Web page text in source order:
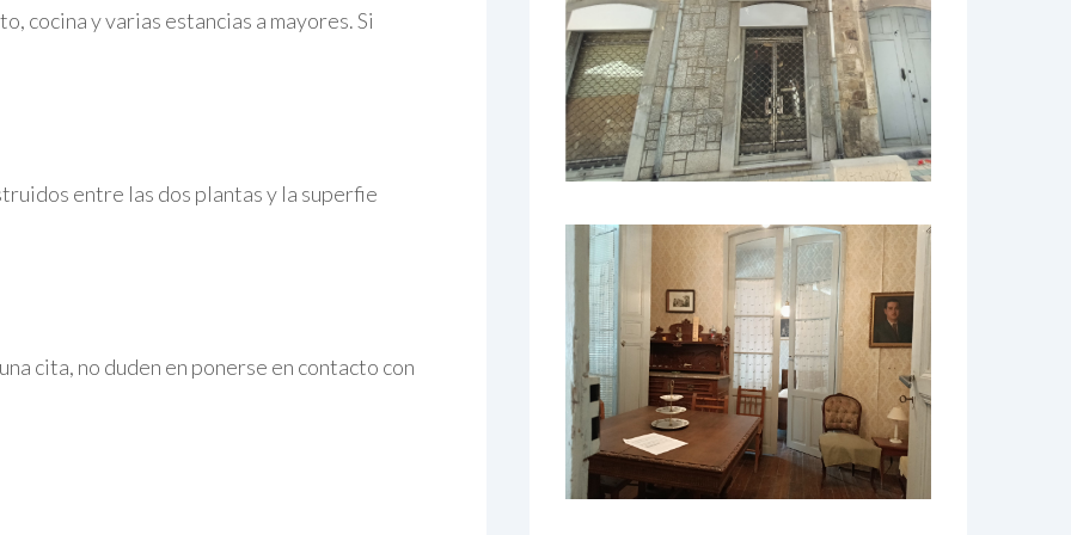
cocina y varias estancias a mayores. Si
entre las dos plantas y la superfie
cita, no duden en ponerse en contacto con